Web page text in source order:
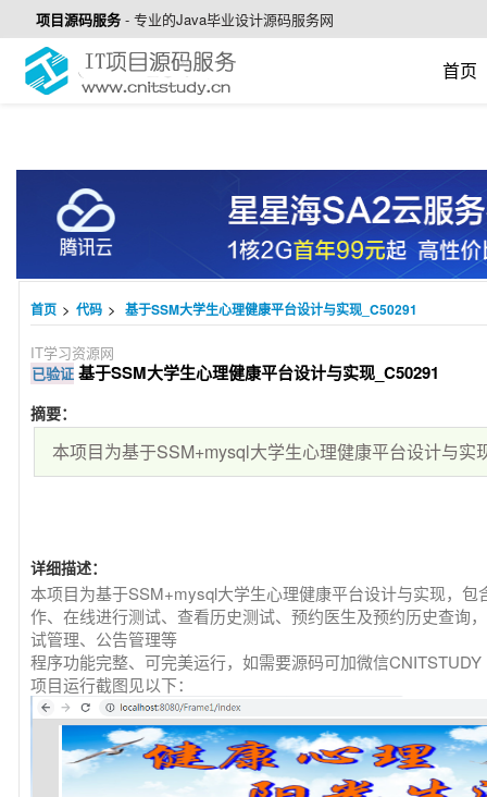
项目源码服务 - 专业的Java毕业设计源码服务网
首页
首页 > 代码 > 基于SSM大学生心理健康平台设计与实现_C50291
IT学习资源网
已验证 基于SSM大学生心理健康平台设计与实现_C50291
摘要：
本项目为基于SSM+mysql大学生心理健康平台设计与实
详细描述：
本项目为基于SSM+mysql大学生心理健康平台设计与实现，
作、在线进行测试、查看历史测试、预约医生及预约历史查询
试管理、公告管理等
程序功能完整、可完美运行，如需要源码可加微信CNITSTUDY
项目运行截图见以下：